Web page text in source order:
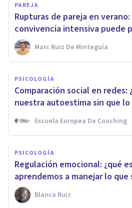
PAREJA
Rupturas de pareja en
convivencia intensiva puede
Marc Ruiz De Minteguía
PSICOLOGÍA
Comparación social en redes:
nuestra autoestima sin que
Escuela Europea De Coaching
PSICOLOGÍA
Regulación emocional: ¿qué
aprendemos a manejar lo que
Blanca Ruiz